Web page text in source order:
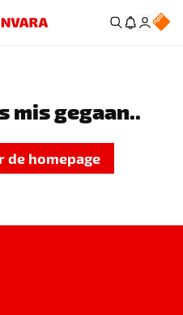
mis gegaan..
de homepage